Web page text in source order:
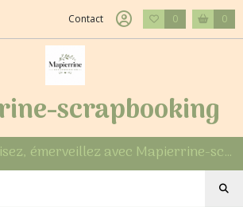
Contact 0 0
scrapbooking
Créez, personnalisez, émerveillez avec Mapierrine-scrapbooking